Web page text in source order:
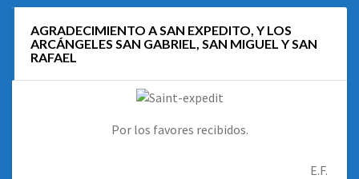
AGRADECIMIENTO A SAN EXPEDITO, Y LOS
ARCÁNGELES SAN GABRIEL, SAN MIGUEL Y SAN
RAFAEL
Por los favores recibidos.
E.F.